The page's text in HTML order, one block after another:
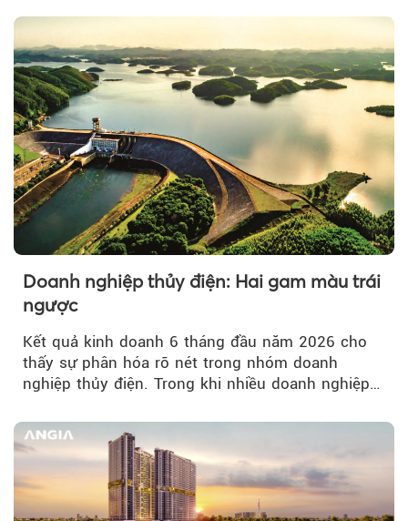
Doanh nghiệp thủy điện: Hai gam màu trái
ngược
Kết quả kinh doanh 6 tháng đầu năm 2026 cho
thấy sự phân hóa rõ nét trong nhóm doanh
nghiệp thủy điện. Trong khi nhiều doanh nghiệp